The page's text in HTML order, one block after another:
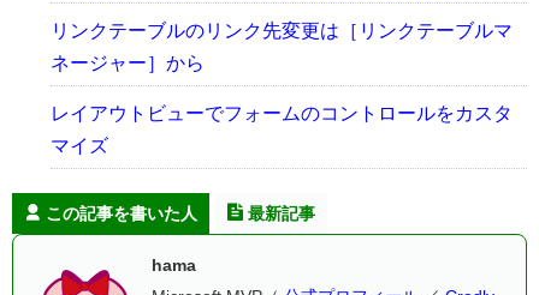
リンクテーブルのリンク先変更は［リンクテーブルマ
ネージャー］から
レイアウトビューでフォームのコントロールをカスタ
マイズ
この記事を書いた人 最新記事
hama